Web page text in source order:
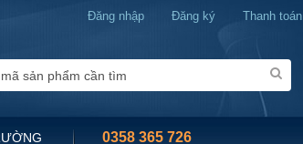
Thanh toán
Đăng ký
Đăng nhập
0358 365 726